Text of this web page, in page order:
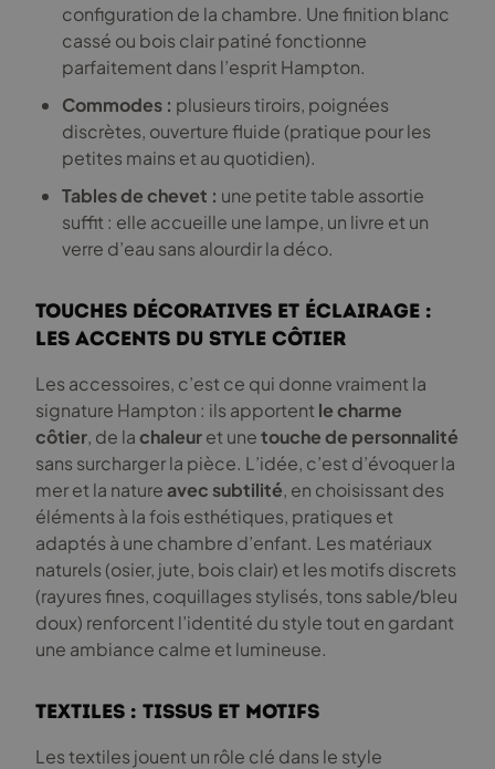
configuration de la chambre. Une finition blanc
cassé ou bois clair patiné fonctionne
parfaitement dans l’esprit Hampton.
Commodes : plusieurs tiroirs, poignées
discrètes, ouverture fluide (pratique pour les
petites mains et au quotidien).
Tables de chevet : une petite table assortie
suffit : elle accueille une lampe, un livre et un
verre d’eau sans alourdir la déco.
Touches décoratives et éclairage :
les accents du style côtier
Les accessoires, c’est ce qui donne vraiment la
signature Hampton : ils apportent le charme
côtier, de lachaleuret unetouche de personnalité
sans surcharger la pièce. L’idée, c’est d’évoquer la
mer et la natureavec subtilité, en choisissant des
éléments à la fois esthétiques, pratiques et
adaptés à une chambre d’enfant. Les matériaux
naturels (osier, jute, bois clair) et les motifs discrets
(rayures fines, coquillages stylisés, tons sable/bleu
doux) renforcent l’identité du style tout en gardant
une ambiance calme et lumineuse.
Textiles : tissus et motifs
Les textiles jouent un rôle clé dans le style